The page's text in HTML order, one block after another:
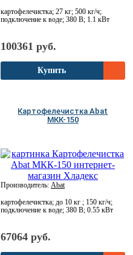
картофелечистка; 27 кг; 500 кг/ч;
подключение к воде; 380 В; 1.1 кВт
100361 руб.
Купить
Картофелечистка Abat
МКК-150
Производитель:Abat
картофелечистка; до 10 кг ; 150 кг/ч;
подключение к воде; 380 В; 0.55 кВт
67064 руб.